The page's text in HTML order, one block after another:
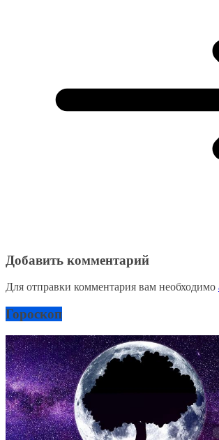
Добавить комментарий
Для отправки комментария вам необходимо
Гороскоп